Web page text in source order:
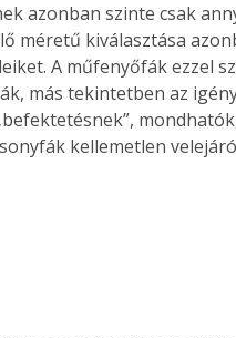
azonban szinte csak
méretű kiválasztása
A műfenyőfák ezzel
más tekintetben az
kellemetlen